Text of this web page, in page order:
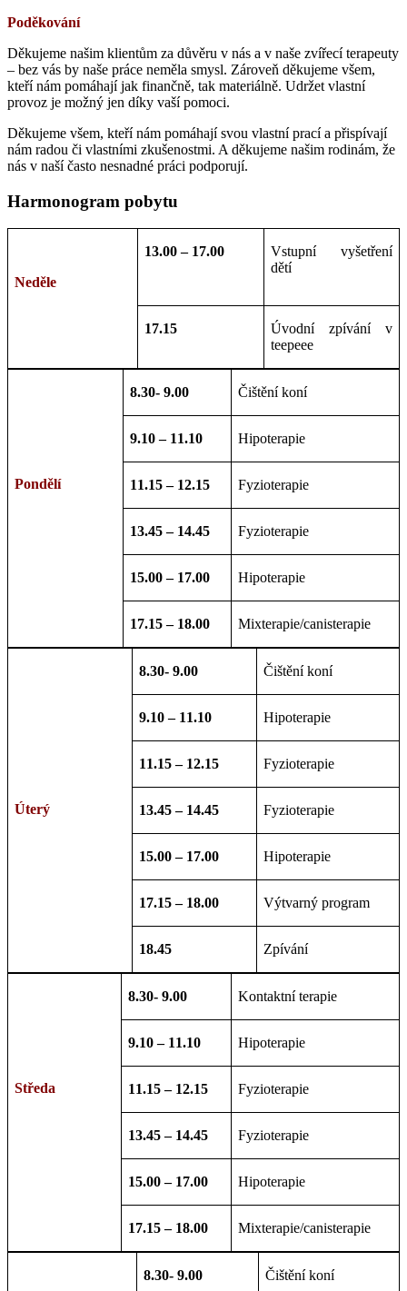
Poděkování
Děkujeme našim klientům za důvěru v nás a v naše zvířecí terapeuty
– bez vás by naše práce neměla smysl. Zároveň děkujeme všem,
kteří nám pomáhají jak finančně, tak materiálně. Udržet vlastní
provoz je možný jen díky vaší pomoci.
Děkujeme všem, kteří nám pomáhají svou vlastní prací a přispívají
nám radou či vlastními zkušenostmi. A děkujeme našim rodinám, že
nás v naší často nesnadné práci podporují.
Harmonogram pobytu
Neděle
13.00 – 17.00
Vstupní vyšetření
dětí
17.15
Úvodní zpívání v
teepeee
8.30- 9.00 Čištění koní
9.10 – 11.10 Hipoterapie
Pondělí 11.15 – 12.15 Fyzioterapie
13.45 – 14.45 Fyzioterapie
15.00 – 17.00 Hipoterapie
17.15 – 18.00 Mixterapie/canisterapie
8.30- 9.00 Čištění koní
9.10 – 11.10 Hipoterapie
11.15 – 12.15 Fyzioterapie
Úterý 13.45 – 14.45 Fyzioterapie
15.00 – 17.00 Hipoterapie
17.15 – 18.00 Výtvarný program
18.45 Zpívání
8.30- 9.00 Kontaktní terapie
9.10 – 11.10 Hipoterapie
Středa 11.15 – 12.15 Fyzioterapie
13.45 – 14.45 Fyzioterapie
15.00 – 17.00 Hipoterapie
17.15 – 18.00 Mixterapie/canisterapie
8.30- 9.00 Čištění koní